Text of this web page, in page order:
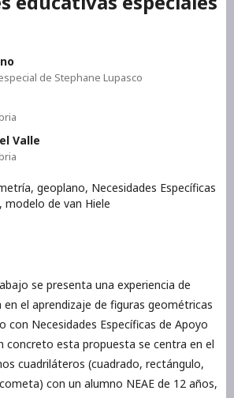
de Stephane Lupasco
Valle
geoplano, Necesidades Específicas
modelo de van Hiele
se presenta una experiencia de
el aprendizaje de figuras geométricas
con Necesidades Específicas de Apoyo
concreto esta propuesta se centra en el
cuadriláteros (cuadrado, rectángulo,
con un alumno NEAE de 12 años,